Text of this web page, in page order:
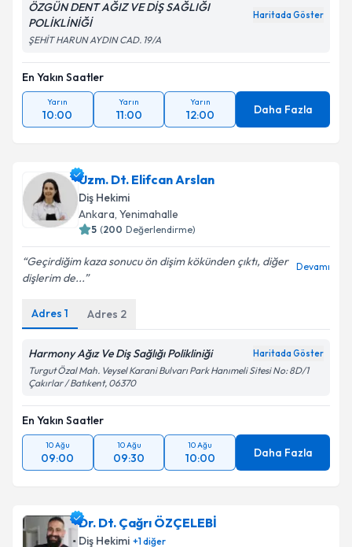
ÖZGÜN DENT AĞIZ VE DİŞ SAĞLIĞI
POLİKLİNİĞİ
Haritada Göster
ŞEHİT HARUN AYDIN CAD. 19/A
En Yakın Saatler
Yarın
10:00
Yarın
11:00
Yarın
12:00 Daha Fazla
Uzm. Dt. Elifcan Arslan
Diş Hekimi
Ankara, Yenimahalle
5 (200 Değerlendirme)
Geçirdiğim kaza sonucu ön dişim kökünden çıktı, diğer
dişlerim de...
Devamı
Adres 1 Adres 2
Harmony Ağız Ve Diş Sağlığı Polikliniği Haritada Göster
Turgut Özal Mah. Veysel Karani Bulvarı Park Hanımeli Sitesi No: 8D/1
Çakırlar / Batıkent, 06370
En Yakın Saatler
10 Ağu
09:00
10 Ağu
09:30
10 Ağu
10:00 Daha Fazla
Dr. Dt. Çağrı ÖZÇELEBİ
Diş Hekimi +1diğer